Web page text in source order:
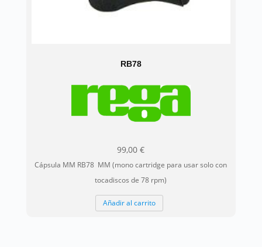
RB78
99,00€
Cápsula MM RB78 MM (mono cartridge para usar solo con
tocadiscos de 78 rpm)
Añadir al carrito